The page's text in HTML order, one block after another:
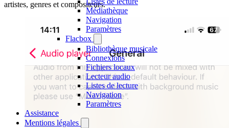
Médiathèque
Navigation
Paramètres
Flacbox
Bibliothèque musicale
Connexions
Fichiers locaux
Lecteur audio
Listes de lecture
Navigation
Paramètres
Assistance
Mentions légales
artistes, genres et compositeurs.